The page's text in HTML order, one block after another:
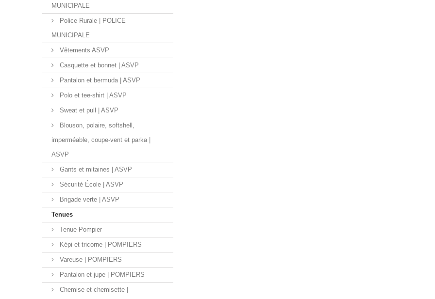
MUNICIPALE
Police Rurale | POLICE
MUNICIPALE
Vêtements ASVP
Casquette et bonnet | ASVP
Pantalon et bermuda | ASVP
Polo et tee-shirt | ASVP
Sweat et pull | ASVP
Blouson, polaire, softshell,
imperméable, coupe-vent et parka |
ASVP
Gants et mitaines | ASVP
Sécurité École | ASVP
Brigade verte | ASVP
Tenues
Tenue Pompier
Képi et tricorne | POMPIERS
Vareuse | POMPIERS
Pantalon et jupe | POMPIERS
Chemise et chemisette |